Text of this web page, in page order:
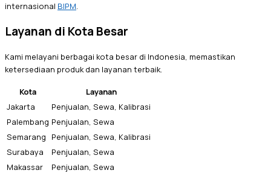
internasional BIPM.
Layanan di Kota Besar
Kami melayani berbagai kota besar di Indonesia, memastikan
ketersediaan produk dan layanan terbaik.
Kota
Layanan
Jakarta
Penjualan, Sewa, Kalibrasi
Palembang Penjualan, Sewa
Semarang
Penjualan, Sewa, Kalibrasi
Surabaya
Penjualan, Sewa
Makassar
Penjualan, Sewa